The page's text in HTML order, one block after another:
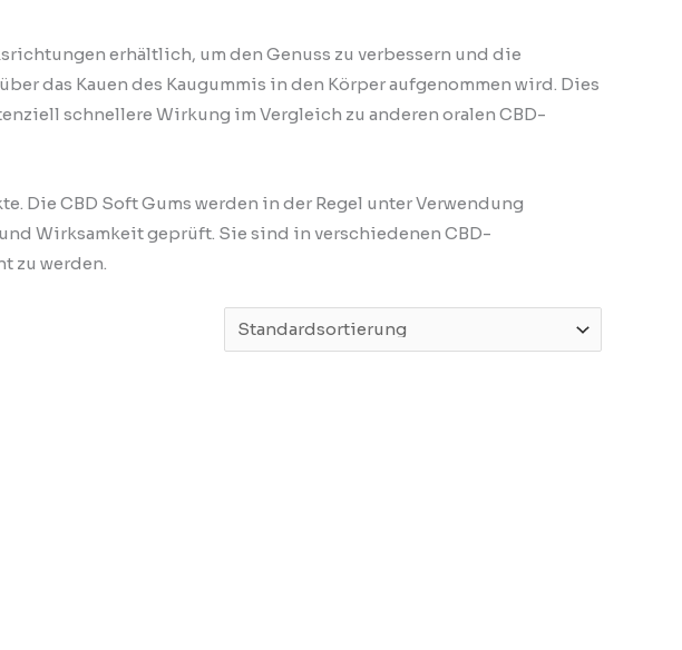
erhältlich, um den Genuss zu verbessern und die
das Kauen des Kaugummis in den Körper aufgenommen wird. Dies
schnellere Wirkung im Vergleich zu anderen oralen CBD-
Die CBD Soft Gums werden in der Regel unter Verwendung
Wirksamkeit geprüft. Sie sind in verschiedenen CBD-
zu werden.